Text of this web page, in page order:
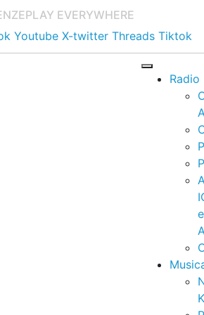
PLAY EVERYWHERE
Youtube X-twitter Threads Tiktok
Radio
e